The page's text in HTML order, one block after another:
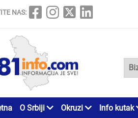
NAS:
O Srbiji Okruzi Info kutak